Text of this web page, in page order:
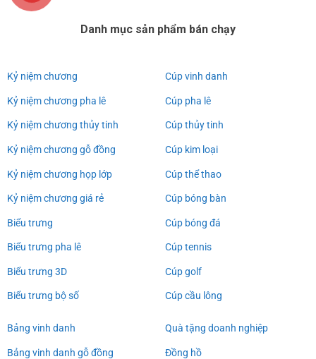
Danh mục sản phẩm bán chạy
Kỷ niệm chương
Kỷ niệm chương pha lê
Kỷ niệm chương thủy tinh
Kỷ niệm chương gỗ đồng
Kỷ niệm chương họp lớp
Kỷ niệm chương giá rẻ
Biểu trưng
Biểu trưng pha lê
Biểu trưng 3D
Biểu trưng bộ số
Cúp vinh danh
Cúp pha lê
Cúp thủy tinh
Cúp kim loại
Cúp thể thao
Cúp bóng bàn
Cúp bóng đá
Cúp tennis
Cúp golf
Cúp cầu lông
Bảng vinh danh
Bảng vinh danh gỗ đồng
Quà tặng doanh nghiệp
Đồng hồ